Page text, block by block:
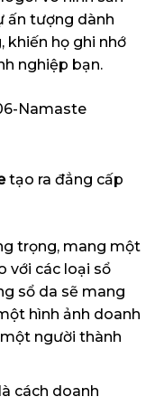
ấn tượng dành
khiến họ ghi nhớ
nghiệp bạn.
tạo ra đẳng cấp
trọng, mang một
với các loại sổ
sổ da sẽ mang
hình ảnh doanh
người thành
cách doanh